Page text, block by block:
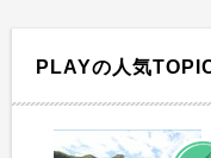
PLAYの人気